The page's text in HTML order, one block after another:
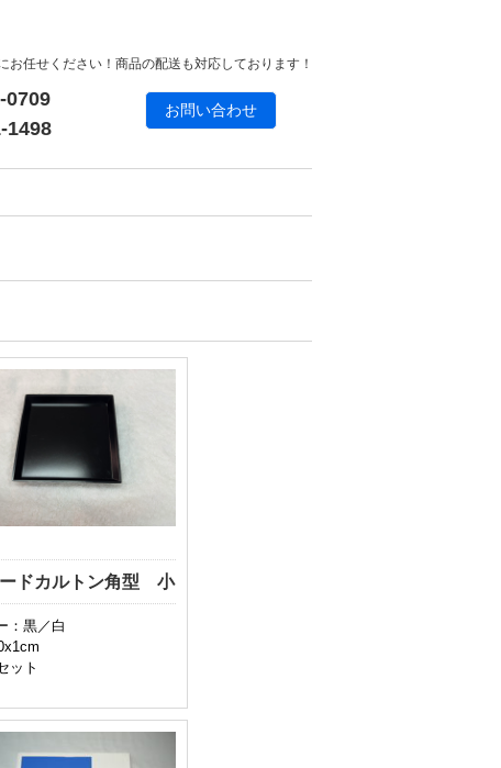
お任せください！商品の配送も対応しております！
0709
1498
お問い合わせ
ドカルトン角型 小
：黒／白
ット